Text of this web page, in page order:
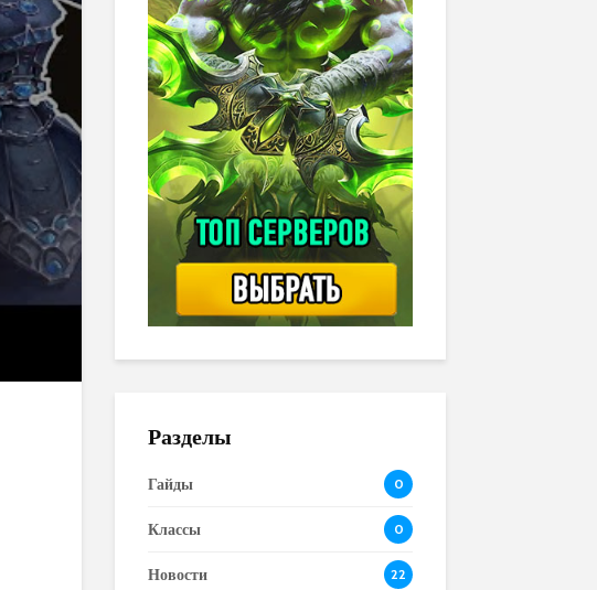
Разделы
Гайды 0
Классы 0
Новости 22